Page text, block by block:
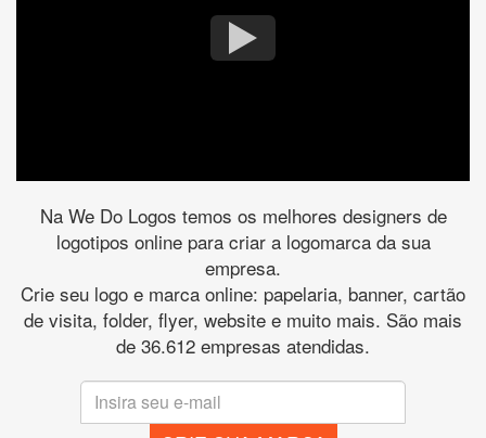
Na We Do Logos temos os melhores designers de
logotipos online para criar a logomarca da sua
empresa.
Crie seu logo e marca online: papelaria, banner, cartão
de visita, folder, flyer, website e muito mais. São mais
de 36.612 empresas atendidas.